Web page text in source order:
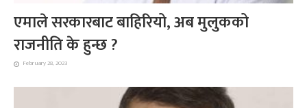
एमाले सरकारबाट बाहिरियो, अब मुलुकको
राजनीति के हुन्छ ?
February 28, 2023